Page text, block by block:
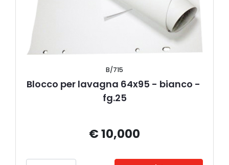
B/715
Blocco per lavagna 64x95 - bianco -
fg.25
€ 10,000